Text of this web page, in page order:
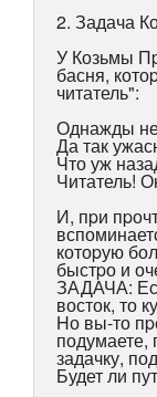
2. Задача
У Козьмы
басня,
читатель":
Однажды
Да так
Что уж
Читатель!
И, пpи
котоpую
быстpо и
ЗАДАЧА:
восток, то
Hо вы-то
задачку,
Будет ли